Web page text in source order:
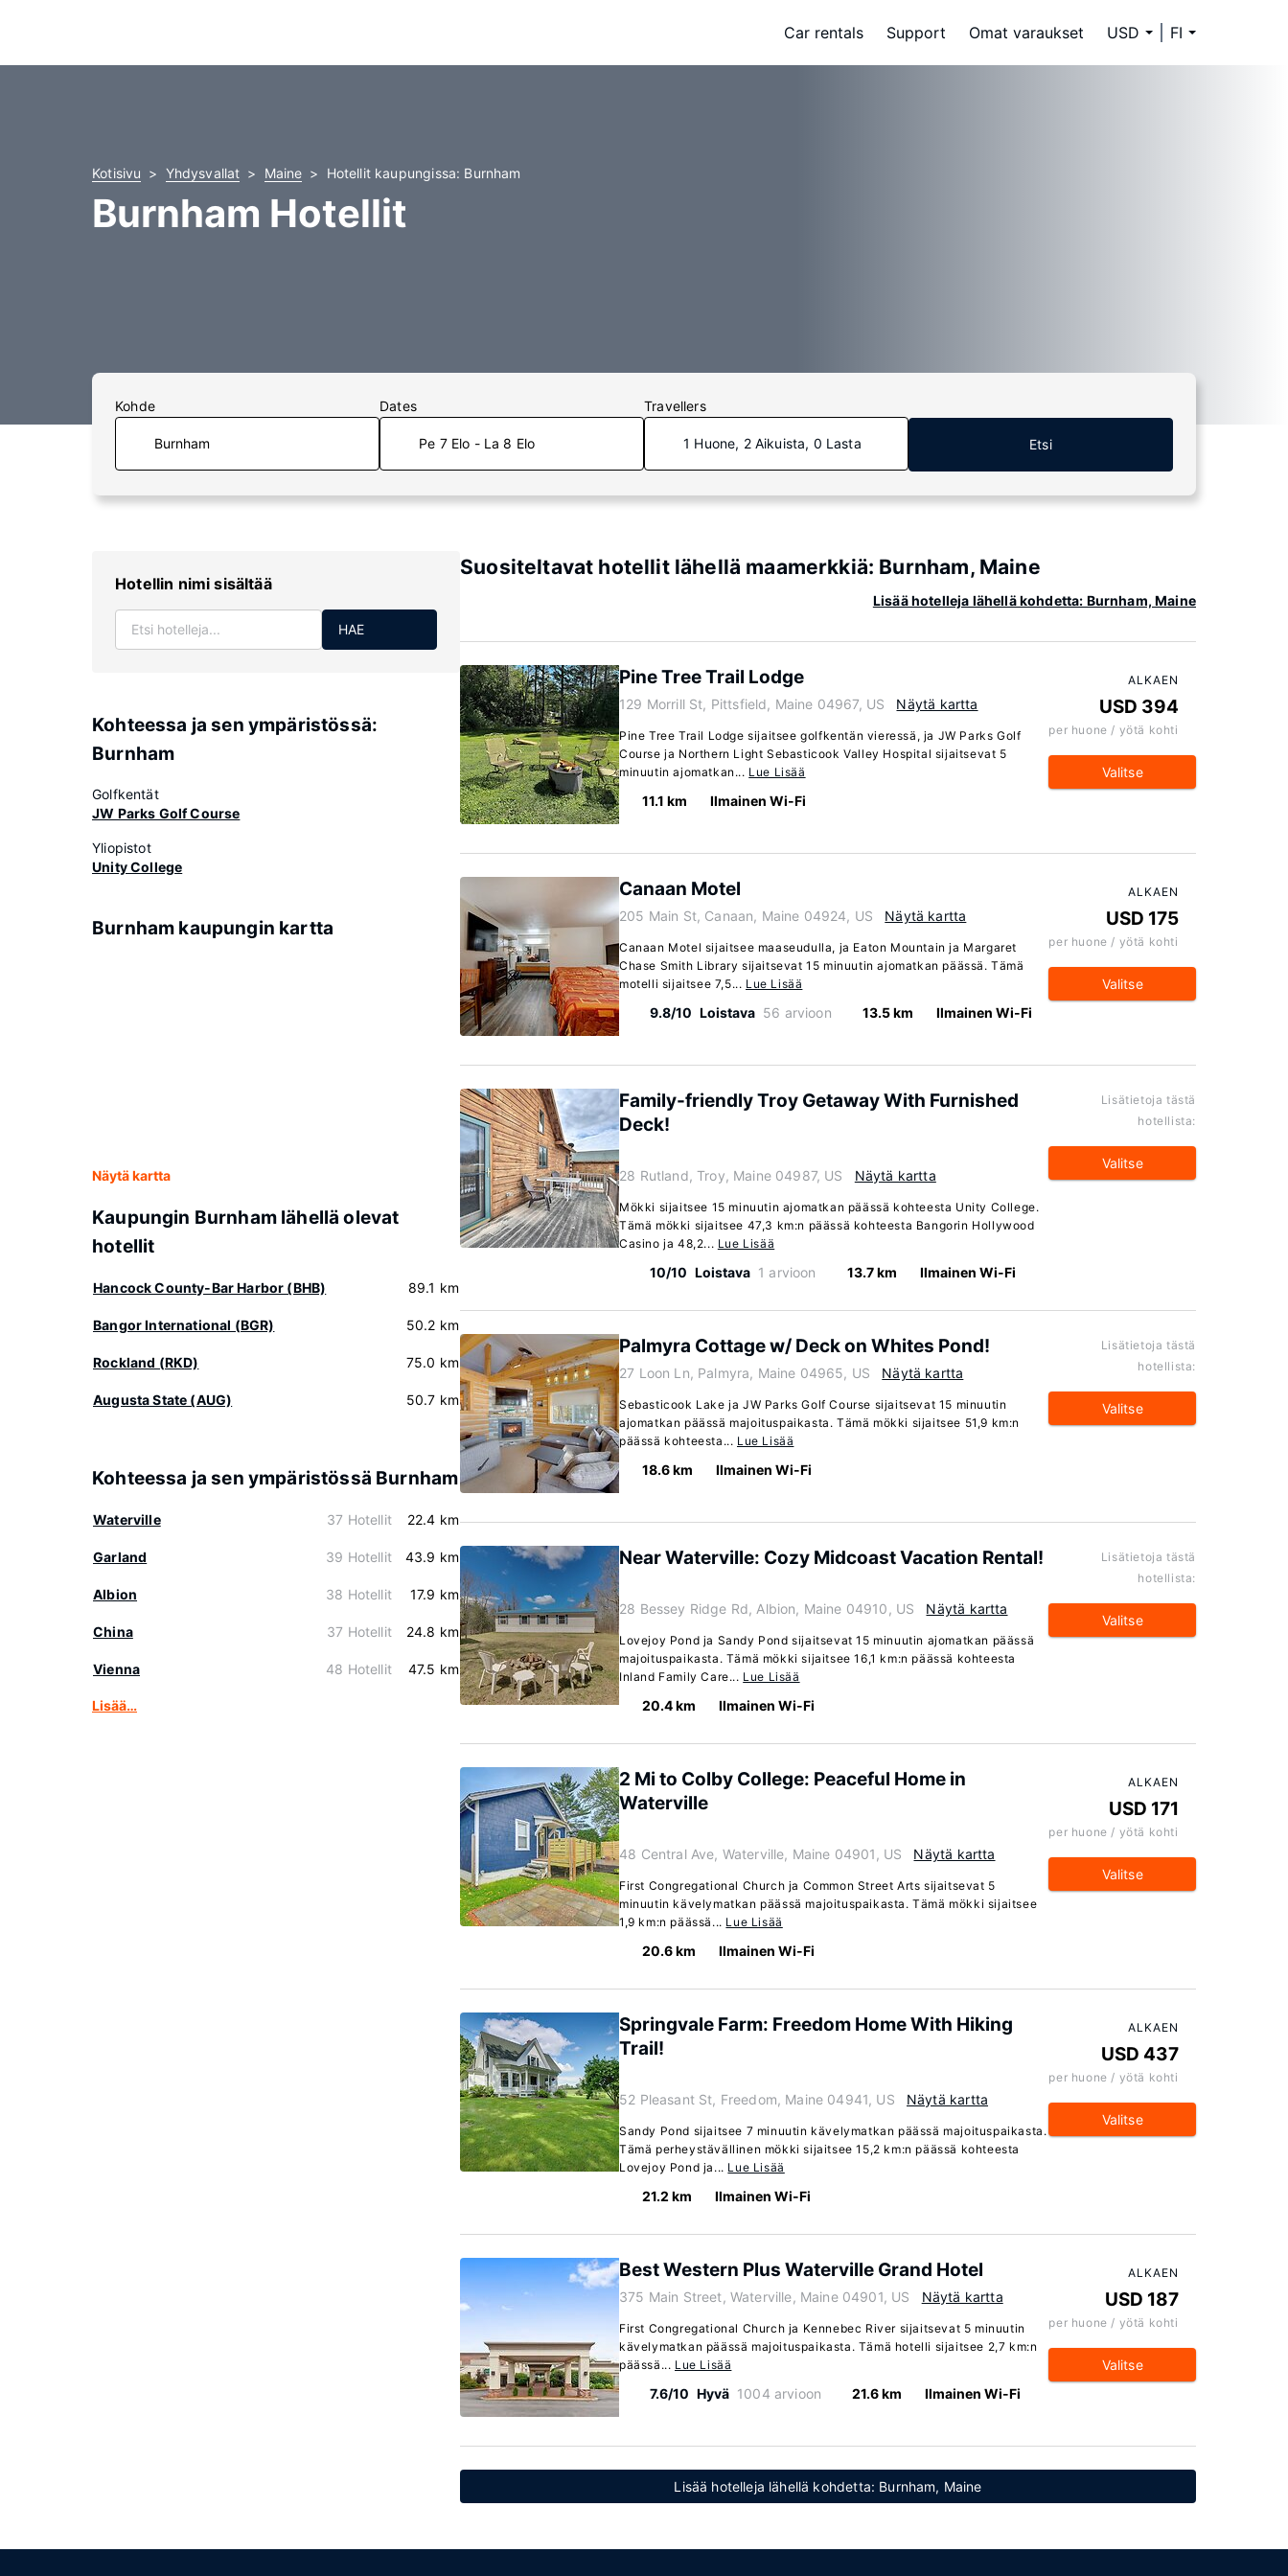
Car rentals Support Omat varaukset USD FI
Kotisivu Yhdysvallat Maine Hotellit kaupungissa: Burnham
Burnham Hotellit
Kohde Dates
Pe 7 Elo - La 8 Elo
Travellers
1 Huone, 2 Aikuista, 0 Lasta Etsi
Hotellin nimi sisältää
HAE
Kohteessa ja sen ympäristössä:
Burnham
Golfkentät
JW Parks Golf Course
Yliopistot
Unity College
Burnham kaupungin kartta
Näytä kartta
Kaupungin Burnham lähellä olevat
hotellit
Hancock County-Bar Harbor (BHB) 89.1 km
Bangor International (BGR) 50.2 km
Rockland (RKD) 75.0 km
Augusta State (AUG) 50.7 km
Kohteessa ja sen ympäristössä Burnham
Waterville 37 Hotellit 22.4 km
Garland 39 Hotellit 43.9 km
Albion 38 Hotellit 17.9 km
China 37 Hotellit 24.8 km
Vienna 48 Hotellit 47.5 km
Lisää…
Suositeltavat hotellit lähellä maamerkkiä: Burnham, Maine
Lisää hotelleja lähellä kohdetta: Burnham, Maine
Pine Tree Trail Lodge
129 Morrill St, Pittsfield, Maine 04967, US Näytä kartta
Pine Tree Trail Lodge sijaitsee golfkentän vieressä, ja JW Parks Golf
Course ja Northern Light Sebasticook Valley Hospital sijaitsevat 5
minuutin ajomatkan... Lue Lisää
11.1 km Ilmainen Wi-Fi
ALKAEN
USD 394
per huone / yötä kohti
Valitse
Canaan Motel
205 Main St, Canaan, Maine 04924, US Näytä kartta
Canaan Motel sijaitsee maaseudulla, ja Eaton Mountain ja Margaret
Chase Smith Library sijaitsevat 15 minuutin ajomatkan päässä. Tämä
motelli sijaitsee 7,5... Lue Lisää
9.8/10 Loistava 56 arvioon 13.5 km Ilmainen Wi-Fi
ALKAEN
USD 175
per huone / yötä kohti
Valitse
Family-friendly Troy Getaway With Furnished
Deck!
28 Rutland, Troy, Maine 04987, US Näytä kartta
Mökki sijaitsee 15 minuutin ajomatkan päässä kohteesta Unity College.
Tämä mökki sijaitsee 47,3 km:n päässä kohteesta Bangorin Hollywood
Casino ja 48,2... Lue Lisää
10/10 Loistava 1 arvioon 13.7 km Ilmainen Wi-Fi
Lisätietoja tästä
hotellista:
Valitse
Palmyra Cottage w/ Deck on Whites Pond!
27 Loon Ln, Palmyra, Maine 04965, US Näytä kartta
Sebasticook Lake ja JW Parks Golf Course sijaitsevat 15 minuutin
ajomatkan päässä majoituspaikasta. Tämä mökki sijaitsee 51,9 km:n
päässä kohteesta... Lue Lisää
18.6 km Ilmainen Wi-Fi
Lisätietoja tästä
hotellista:
Valitse
Near Waterville: Cozy Midcoast Vacation Rental!
28 Bessey Ridge Rd, Albion, Maine 04910, US Näytä kartta
Lovejoy Pond ja Sandy Pond sijaitsevat 15 minuutin ajomatkan päässä
majoituspaikasta. Tämä mökki sijaitsee 16,1 km:n päässä kohteesta
Inland Family Care... Lue Lisää
20.4 km Ilmainen Wi-Fi
Lisätietoja tästä
hotellista:
Valitse
2 Mi to Colby College: Peaceful Home in
Waterville
48 Central Ave, Waterville, Maine 04901, US Näytä kartta
First Congregational Church ja Common Street Arts sijaitsevat 5
minuutin kävelymatkan päässä majoituspaikasta. Tämä mökki sijaitsee
1,9 km:n päässä... Lue Lisää
20.6 km Ilmainen Wi-Fi
ALKAEN
USD 171
per huone / yötä kohti
Valitse
Springvale Farm: Freedom Home With Hiking
Trail!
52 Pleasant St, Freedom, Maine 04941, US Näytä kartta
Sandy Pond sijaitsee 7 minuutin kävelymatkan päässä majoituspaikasta.
Tämä perheystävällinen mökki sijaitsee 15,2 km:n päässä kohteesta
Lovejoy Pond ja... Lue Lisää
21.2 km Ilmainen Wi-Fi
ALKAEN
USD 437
per huone / yötä kohti
Valitse
Best Western Plus Waterville Grand Hotel
375 Main Street, Waterville, Maine 04901, US Näytä kartta
First Congregational Church ja Kennebec River sijaitsevat 5 minuutin
kävelymatkan päässä majoituspaikasta. Tämä hotelli sijaitsee 2,7 km:n
päässä... Lue Lisää
7.6/10 Hyvä 1004 arvioon 21.6 km Ilmainen Wi-Fi
ALKAEN
USD 187
per huone / yötä kohti
Valitse
Lisää hotelleja lähellä kohdetta: Burnham, Maine